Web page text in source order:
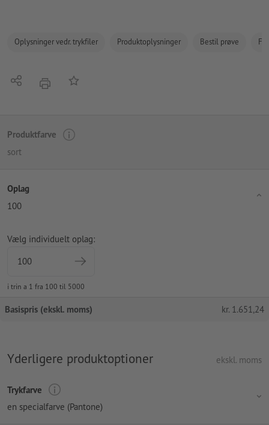
Oplysninger vedr. trykfiler Produktoplysninger Bestil prøve
Del tryk Tilføj til huskelisten
Produktfarve
sort
Oplag
100
Vælg individuelt oplag:
i trin a 1 fra 100 til 5000
Basispris (ekskl. moms) kr. 1.651,24
Yderligere produktoptioner ekskl. moms
Trykfarve
en specialfarve (Pantone)